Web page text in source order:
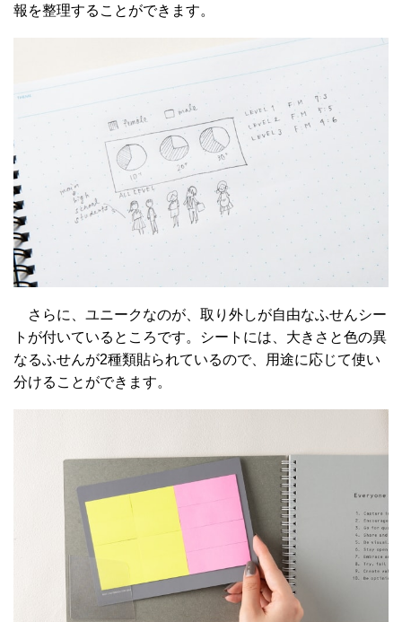
報を整理することができます。
さらに、ユニークなのが、取り外しが自由なふせんシー
トが付いているところです。シートには、大きさと色の異
なるふせんが2種類貼られているので、用途に応じて使い
分けることができます。